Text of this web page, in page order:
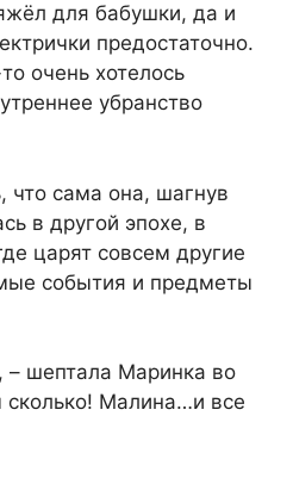
для бабушки, да и
предостаточно.
очень хотелось
убранство
что сама она, шагнув
в другой эпохе, в
царят совсем другие
события и предметы
– шептала Маринка во
Малина…и все